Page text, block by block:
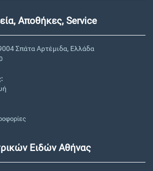
Αποθήκες, Service
Σπάτα Αρτέμιδα, Ελλάδα
Ειδών Αθήνας